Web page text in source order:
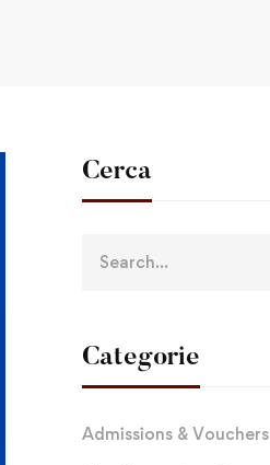
Cerca
Categorie
Admissions & Vouchers